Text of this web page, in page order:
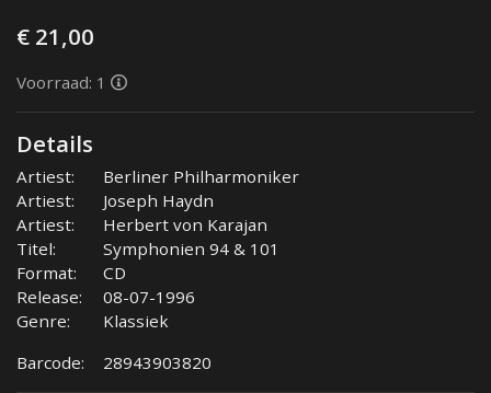
€ 21,00
Voorraad: 1
Details
Artiest:
Berliner Philharmoniker
Artiest:
Joseph Haydn
Artiest:
Herbert von Karajan
Titel:
Symphonien 94 & 101
Format:
CD
Release:
08-07-1996
Genre:
Klassiek
Barcode:
28943903820